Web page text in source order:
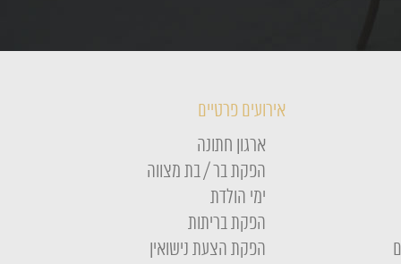
אירועים פרטיים
ארגון חתונה
הפקת בר / בת מצווה
ימי הולדת
הפקת בריתות
הפקת הצעת נישואין